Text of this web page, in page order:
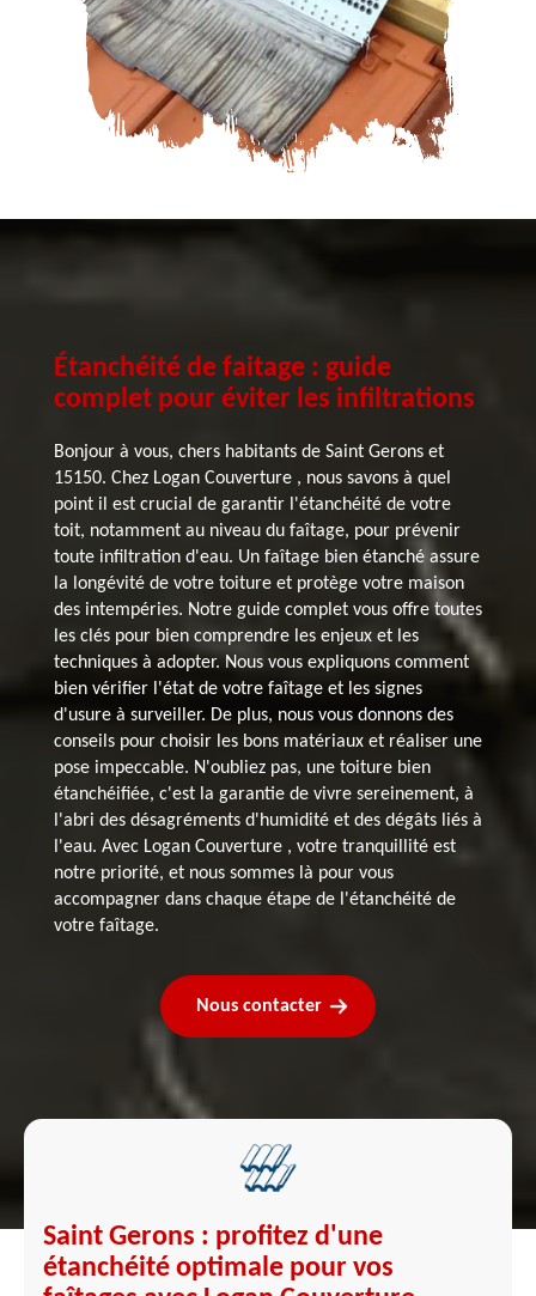
Étanchéité de faitage : guide
complet pour éviter les infiltrations
Bonjour à vous, chers habitants de Saint Gerons et
15150. Chez Logan Couverture , nous savons à quel
point il est crucial de garantir l'étanchéité de votre
toit, notamment au niveau du faîtage, pour prévenir
toute infiltration d'eau. Un faîtage bien étanché assure
la longévité de votre toiture et protège votre maison
des intempéries. Notre guide complet vous offre toutes
les clés pour bien comprendre les enjeux et les
techniques à adopter. Nous vous expliquons comment
bien vérifier l'état de votre faîtage et les signes
d'usure à surveiller. De plus, nous vous donnons des
conseils pour choisir les bons matériaux et réaliser une
pose impeccable. N'oubliez pas, une toiture bien
étanchéifiée, c'est la garantie de vivre sereinement, à
l'abri des désagréments d'humidité et des dégâts liés à
l'eau. Avec Logan Couverture , votre tranquillité est
notre priorité, et nous sommes là pour vous
accompagner dans chaque étape de l'étanchéité de
votre faîtage.
Nous contacter
Saint Gerons : profitez d'une
étanchéité optimale pour vos